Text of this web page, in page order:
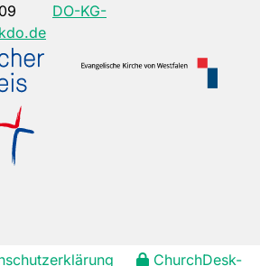
DO-KG-
ChurchDesk-